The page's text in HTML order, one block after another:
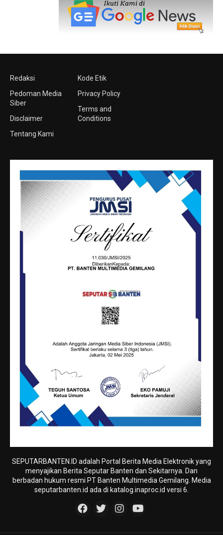
Redaksi
Pedoman Media
Siber
Disclaimer
Tentang Kami
Kode Etik
Privacy Policy
Terms and
Conditions
SEPUTARBANTEN.ID adalah Portal Berita Media Elektronik yang
menyajikan Berita Seputar Banten dan Sekitarnya. Dan
berbadan hukum resmi PT Banten Multimedia Gemilang. Media
seputarbanten.id ada di katalog.inaproc.id versi 6.